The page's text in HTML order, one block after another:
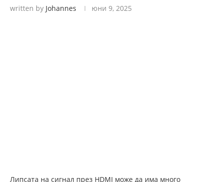
written by Johannes юни 9, 2025
Липсата на сигнал през HDMI може да има много